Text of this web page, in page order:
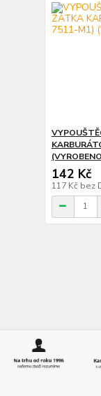
142 Kč
117 Kč bez